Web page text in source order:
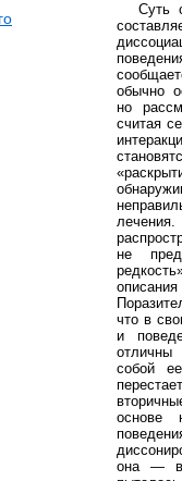
Суть
обычно
но
считая
не
что в
и
отличны
собой
основе
она — в